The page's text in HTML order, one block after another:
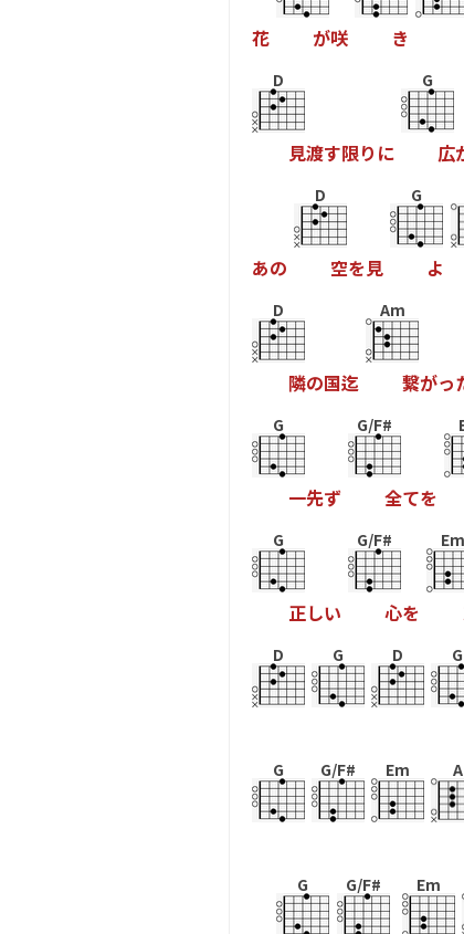
花 が咲 き
D
見渡す限り に
G
広
あの
D
空を見
G
よ
D
隣の国迄
Am
繋がっ
G
一先ず
G/F#
全てを
G
正しい
G/F#
心を
Em
D G D G
G G/F# Em A
G G/F# Em